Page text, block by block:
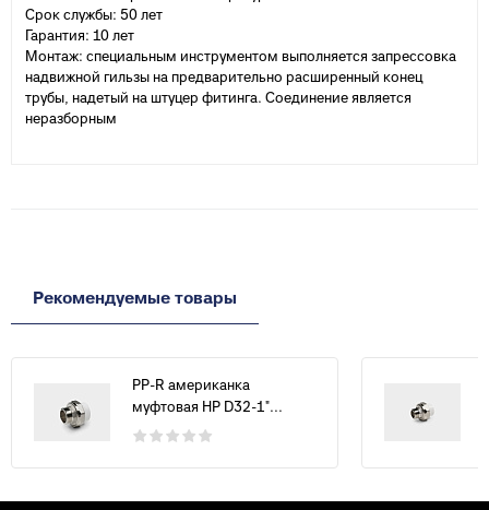
Срок службы: 50 лет
Гарантия: 10 лет
Монтаж: специальным инструментом выполняется запрессовка
надвижной гильзы на предварительно расширенный конец
трубы, надетый на штуцер фитинга. Соединение является
неразборным
Рекомендуемые товары
PP-R американка
муфтовая НР D32-1"...